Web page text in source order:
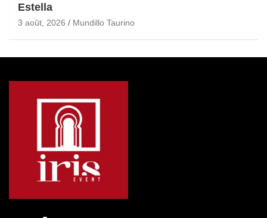
Estella
3 août, 2026 Mundillo Taurino